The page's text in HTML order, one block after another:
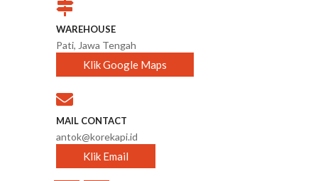
WAREHOUSE
Pati, Jawa Tengah
Klik Google Maps
MAIL CONTACT
antok@korekapi.id
Klik Email